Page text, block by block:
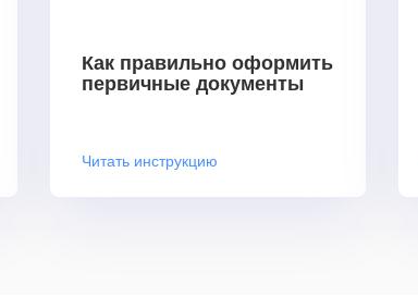
Как правильно оформить
первичные документы
Читать инструкцию